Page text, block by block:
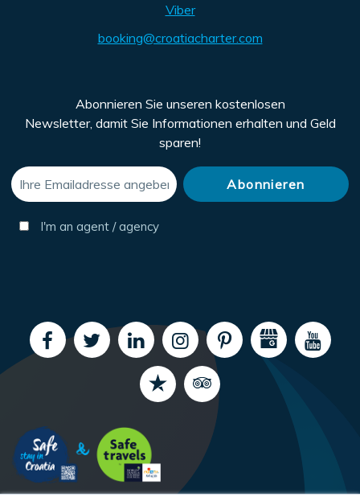
Viber
booking@croatiacharter.com
Abonnieren Sie unseren kostenlosen
Newsletter, damit Sie Informationen erhalten und Geld
sparen!
I'm an agent / agency